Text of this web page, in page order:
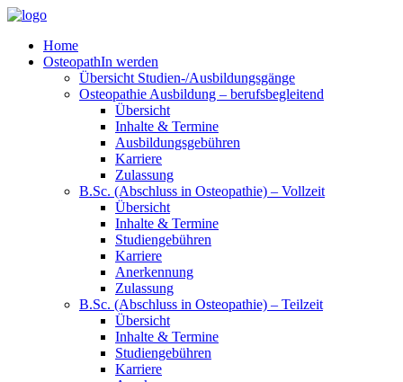
Home
OsteopathIn werden
Übersicht Studien-/Ausbildungsgänge
Osteopathie Ausbildung – berufsbegleitend
Übersicht
Inhalte & Termine
Ausbildungsgebühren
Karriere
Zulassung
B.Sc. (Abschluss in Osteopathie) – Vollzeit
Übersicht
Inhalte & Termine
Studiengebühren
Karriere
Anerkennung
Zulassung
B.Sc. (Abschluss in Osteopathie) – Teilzeit
Übersicht
Inhalte & Termine
Studiengebühren
Karriere